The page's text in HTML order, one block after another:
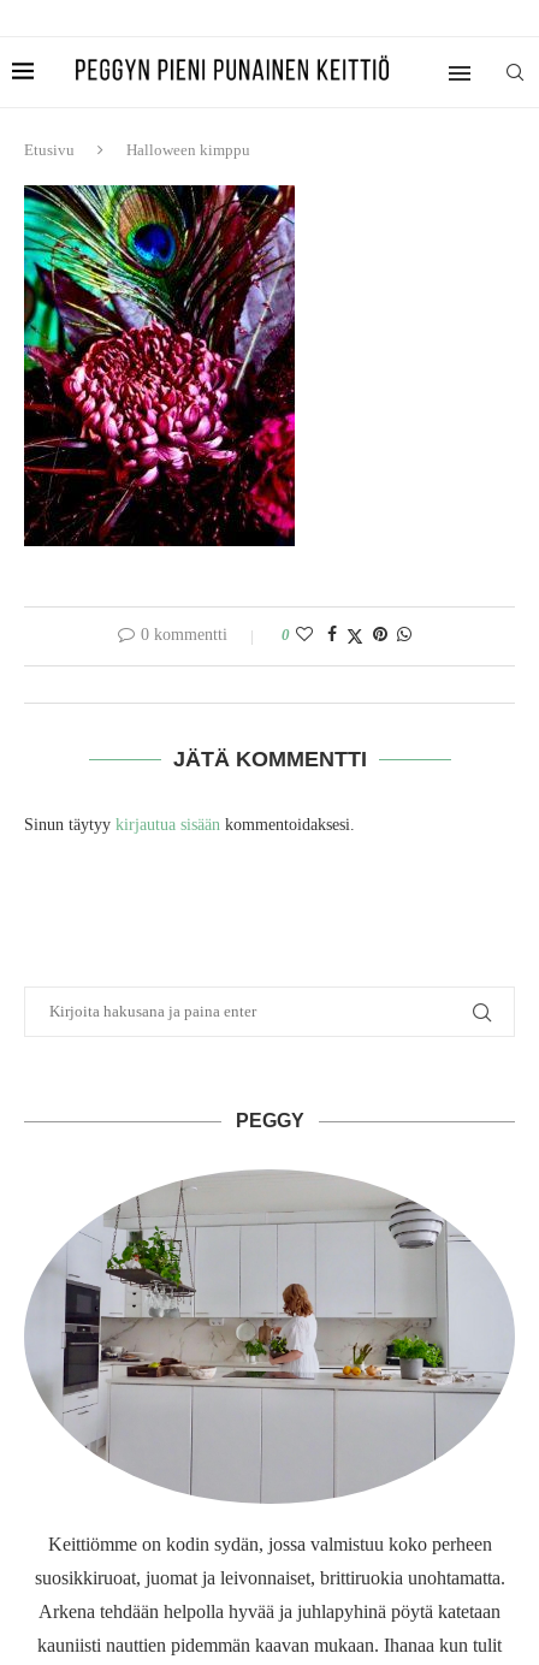
Etusivu Halloween kimppu
0 kommentti 0
JÄTÄ KOMMENTTI
Sinun täytyy kirjautua sisään kommentoidaksesi.
PEGGY
Keittiömme on kodin sydän, jossa valmistuu koko perheen
suosikkiruoat, juomat ja leivonnaiset, brittiruokia unohtamatta.
Arkena tehdään helpolla hyvää ja juhlapyhinä pöytä katetaan
kauniisti nauttien pidemmän kaavan mukaan. Ihanaa kun tulit